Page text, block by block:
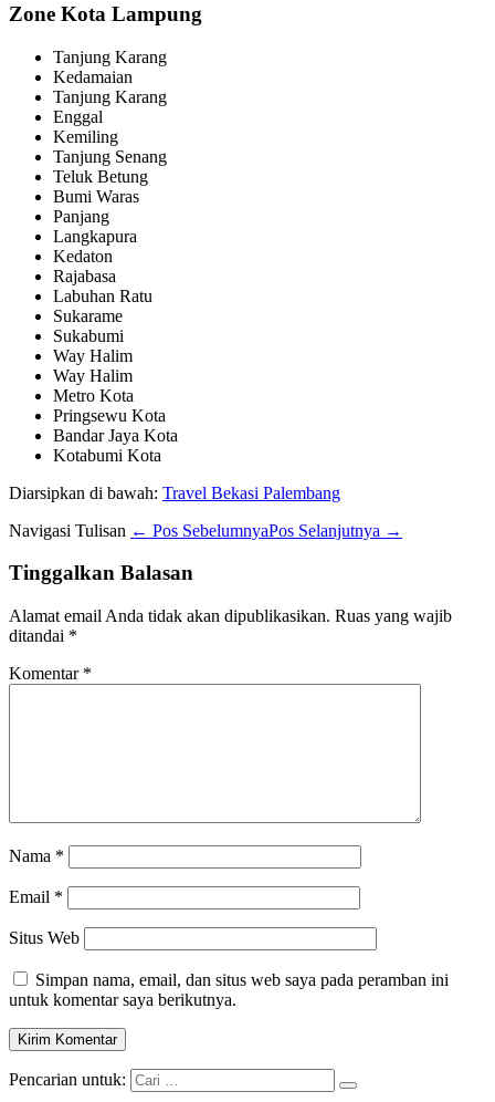
Zone Kota Lampung
Tanjung Karang
Kedamaian
Tanjung Karang
Enggal
Kemiling
Tanjung Senang
Teluk Betung
Bumi Waras
Panjang
Langkapura
Kedaton
Rajabasa
Labuhan Ratu
Sukarame
Sukabumi
Way Halim
Way Halim
Metro Kota
Pringsewu Kota
Bandar Jaya Kota
Kotabumi Kota
Diarsipkan di bawah: Travel Bekasi Palembang
Navigasi Tulisan ← Pos SebelumnyaPos Selanjutnya →
Tinggalkan Balasan
Alamat email Anda tidak akan dipublikasikan. Ruas yang wajib
ditandai *
Komentar *
Nama *
Email *
Situs Web
Simpan nama, email, dan situs web saya pada peramban ini
untuk komentar saya berikutnya.
Pencarian untuk: